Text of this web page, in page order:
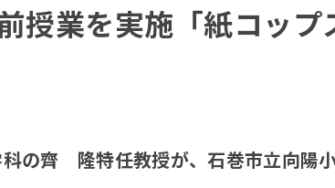
授業を実施「紙コップ
の齊 隆特任教授が、石巻市立向陽